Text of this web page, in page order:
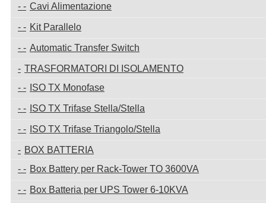
Cavi Alimentazione
Kit Parallelo
Automatic Transfer Switch
TRASFORMATORI DI ISOLAMENTO
ISO TX Monofase
ISO TX Trifase Stella/Stella
ISO TX Trifase Triangolo/Stella
BOX BATTERIA
Box Battery per Rack-Tower TO 3600VA
Box Batteria per UPS Tower 6-10KVA